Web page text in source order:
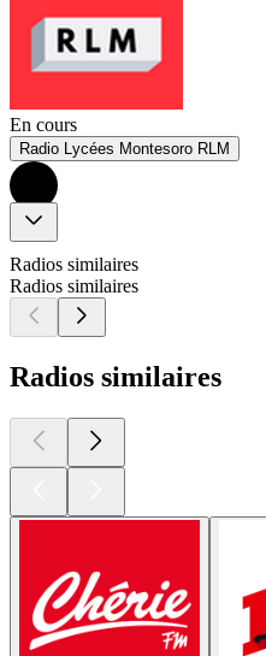
En cours
Radio Lycées Montesoro RLM
Radios similaires
Radios similaires
Radios similaires